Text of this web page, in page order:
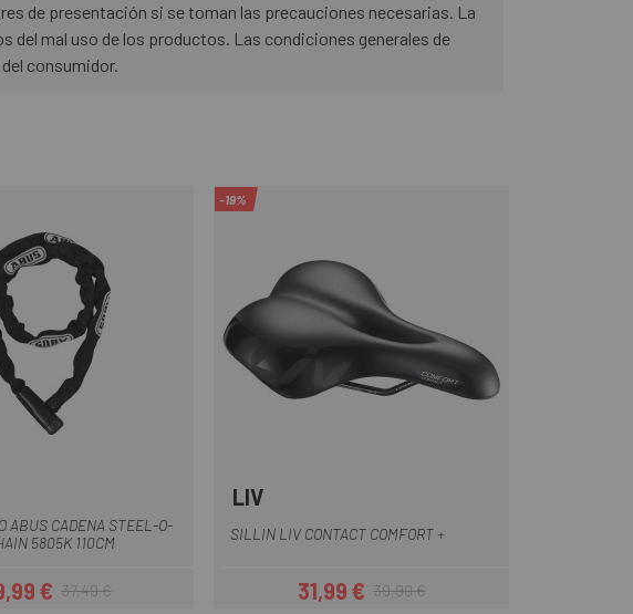
de presentación si se toman las precauciones necesarias. La
mal uso de los productos. Las condiciones generales de
consumidor.
ABUS CADENA STEEL-O-
5805K 110CM
€ 37,49 €
-19%
LIV
SILLIN LIV CONTACT COMFORT +
31,99 € 39,90 €